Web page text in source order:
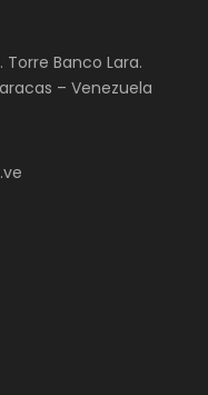
Torre Banco Lara.
– Venezuela